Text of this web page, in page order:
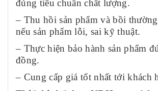
đúng tiêu chuẩn chất lượng.
– Thu hồi sản phẩm và bồi
nếu sản phẩm lỗi, sai kỹ thuật.
– Thực hiện bảo hành sản phẩm
đồng.
– Cung cấp giá tốt nhất tới khách